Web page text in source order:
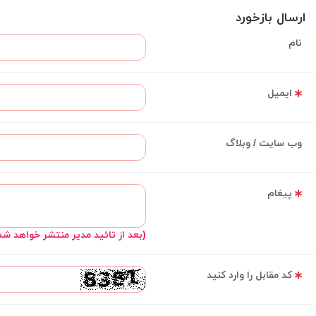
ارسال بازخورد
نام
ایمیل
وب سایت / وبلاگ
پیغام
(بعد از تائید مدیر منتشر خواهد
کد مقابل را وارد کنید